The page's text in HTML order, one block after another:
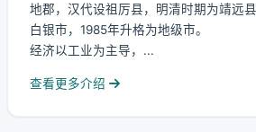
地郡，汉代设祖厉县，明清时期为靖远
白银市，1985年升格为地级市。
经济以工业为主导，...
查看更多介绍